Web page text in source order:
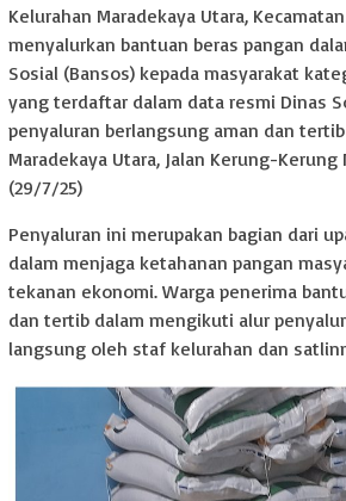
Kelurahan Maradekaya Utara,
menyalurkan bantuan beras pangan
Sosial (Bansos) kepada masyarakat
yang terdaftar dalam data resmi Dinas
penyaluran berlangsung aman dan
Maradekaya Utara, Jalan Kerung-Kerung
(29/7/25)
Penyaluran ini merupakan bagian dari
dalam menjaga ketahanan pangan
tekanan ekonomi. Warga penerima
dan tertib dalam mengikuti alur
langsung oleh staf kelurahan dan